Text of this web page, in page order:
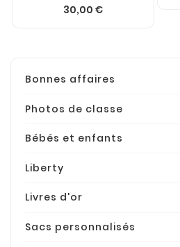
30,00 €
Bonnes affaires
Photos de classe
Bébés et enfants
Liberty
Livres d'or
Sacs personnalisés